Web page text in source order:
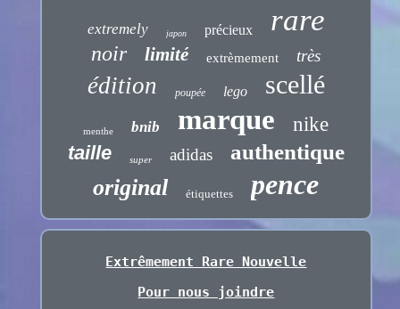
extremely japon précieux rare
noir limité extrèmement très
édition poupée lego scellé
menthe bnib marque
nike
taille
super adidas authentique
original étiquettes pence
Extrêmement Rare Nouvelle
Pour nous joindre